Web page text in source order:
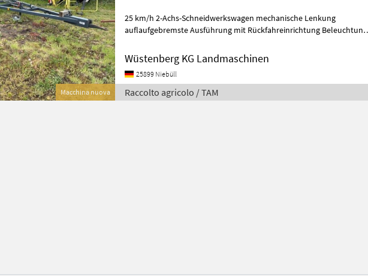
Macchina nuova
25 km/h 2-Achs-Schneidwerkswagen mechanische Lenkung
auflaufgebremste Ausführung mit Rückfahreinrichtung Beleuchtung
Wüstenberg KG Landmaschinen
25899 Niebüll
Raccolto agricolo / TAM